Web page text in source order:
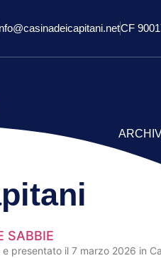
CF
SABBIE
presentato il 7 marzo 2026 in